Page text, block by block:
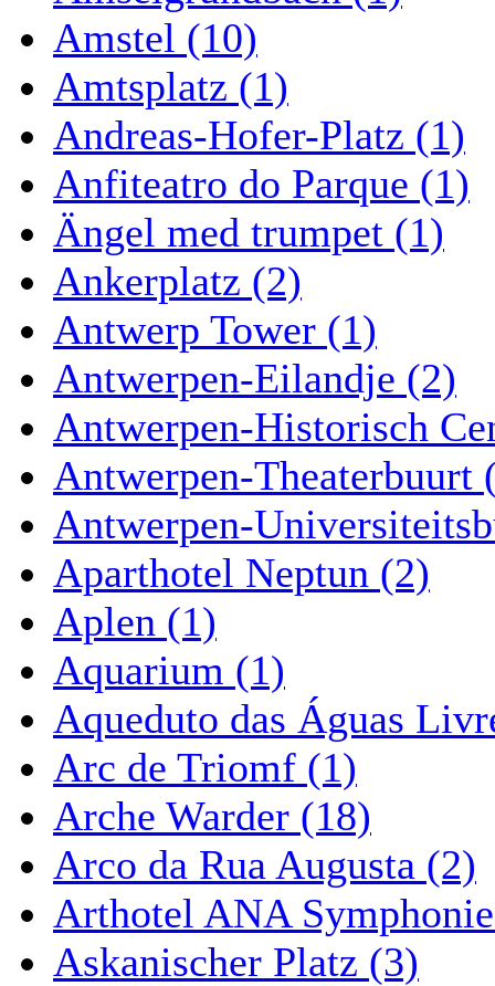
Amstel (10)
Amtsplatz (1)
Andreas-Hofer-Platz (1)
Anfiteatro do Parque (1)
Ängel med trumpet (1)
Ankerplatz (2)
Antwerp Tower (1)
Antwerpen-Eilandje (2)
Antwerpen-Historisch
Antwerpen-Theaterbuurt
Antwerpen-
Aparthotel Neptun (2)
Aplen (1)
Aquarium (1)
Aqueduto das Águas
Arc de Triomf (1)
Arche Warder (18)
Arco da Rua Augusta (2)
Arthotel ANA
Askanischer Platz (3)